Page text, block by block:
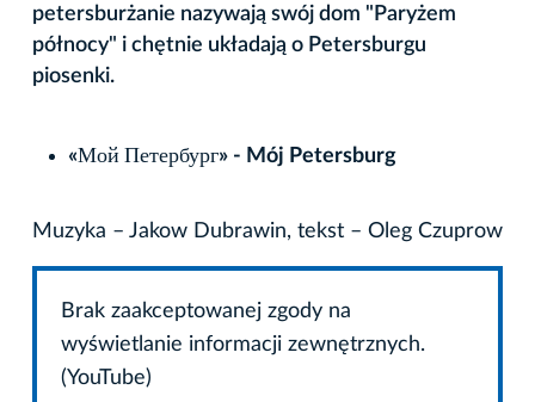
petersburżanie nazywają swój dom "Paryżem
północy" i chętnie układają o Petersburgu
piosenki.
«Мой Петербург» - Mój Petersburg
Muzyka – Jakow Dubrawin, tekst – Oleg Czuprow
Brak zaakceptowanej zgody na
wyświetlanie informacji zewnętrznych.
(YouTube)